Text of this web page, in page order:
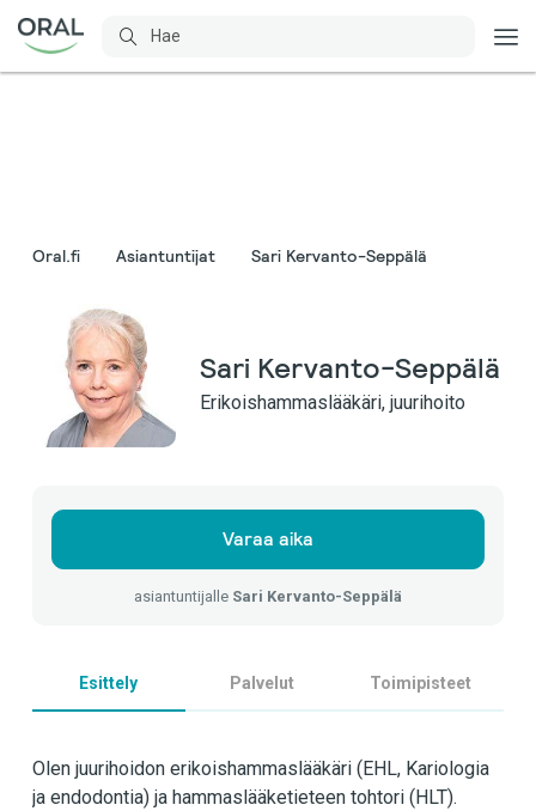
Oral.fi Asiantuntijat Sari Kervanto-Seppälä
Sari Kervanto-Seppälä
Erikoishammaslääkäri, juurihoito
Varaa aika
asiantuntijalle Sari Kervanto-Seppälä
Esittely Palvelut Toimipisteet
Olen juurihoidon erikoishammaslääkäri (EHL, Kariologia
ja endodontia) ja hammaslääketieteen tohtori (HLT).